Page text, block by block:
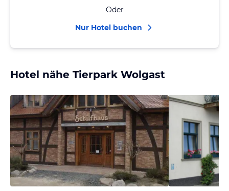
Oder
Nur Hotel buchen
Hotel nähe Tierpark Wolgast